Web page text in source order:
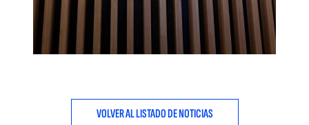
VOLVER AL LISTADO DE NOTICIAS